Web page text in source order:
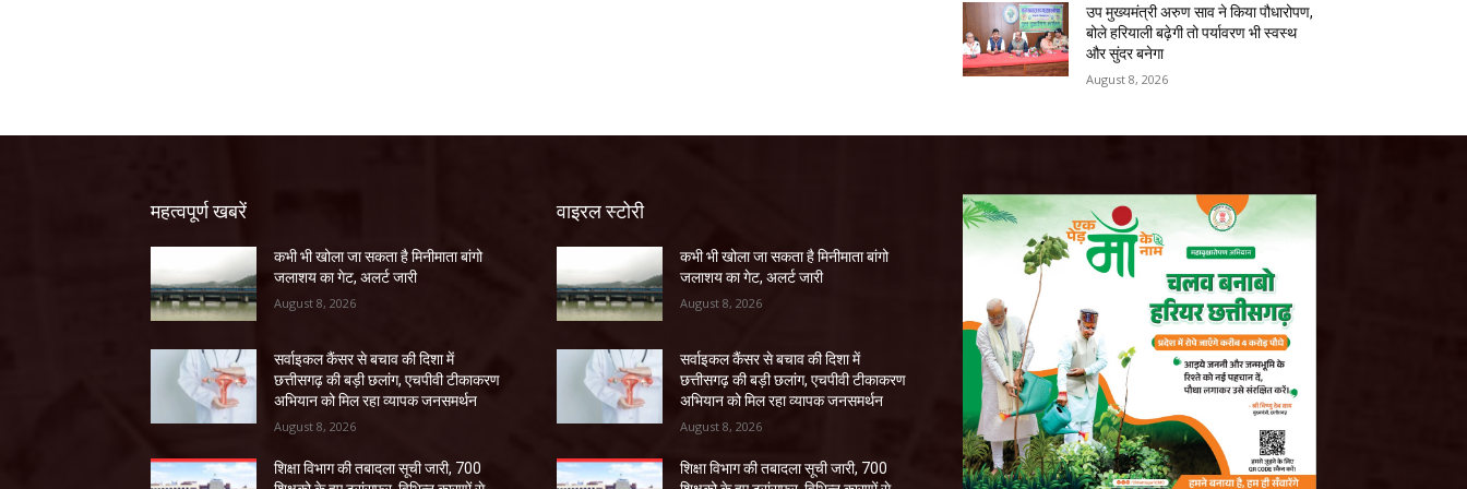
उप मुख्यमंत्री अरुण साव ने किया पौधारोपण,
बोले हरियाली बढ़ेगी तो पर्यावरण भी स्वस्थ
और सुंदर बनेगा
August 8, 2026
महत्वपूर्ण खबरें
कभी भी खोला जा सकता है मिनीमाता बांगो
जलाशय का गेट, अलर्ट जारी
August 8, 2026
सर्वाइकल कैंसर से बचाव की दिशा में
छत्तीसगढ़ की बड़ी छलांग, एचपीवी टीकाकरण
अभियान को मिल रहा व्यापक जनसमर्थन
August 8, 2026
शिक्षा विभाग की तबादला सूची जारी, 700
वाइरल स्टोरी
कभी भी खोला जा सकता है मिनीमाता बांगो
जलाशय का गेट, अलर्ट जारी
August 8, 2026
सर्वाइकल कैंसर से बचाव की दिशा में
छत्तीसगढ़ की बड़ी छलांग, एचपीवी टीकाकरण
अभियान को मिल रहा व्यापक जनसमर्थन
August 8, 2026
शिक्षा विभाग की तबादला सूची जारी, 700